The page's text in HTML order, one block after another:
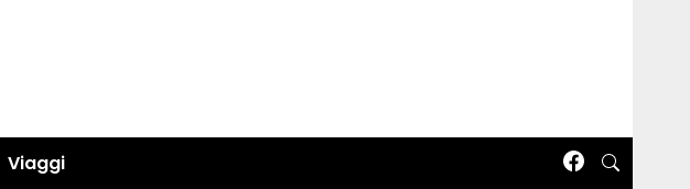
Viaggi